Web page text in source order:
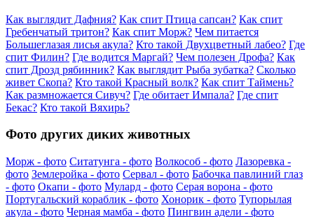
Как выглядит Дафния? Как спит Птица сапсан? Как спит
Гребенчатый тритон? Как спит Морж? Чем питается
Большеглазая лисья акула? Кто такой Двухцветный лабео? Где
спит Филин? Где водится Маргай? Чем полезен Дрофа? Как
спит Дрозд рябинник? Как выглядит Рыба зубатка? Сколько
живет Скопа? Кто такой Красный волк? Как спит Таймень?
Как размножается Сивуч? Где обитает Импала? Где спит
Бекас? Кто такой Вяхирь?
Фото других диких животных
Морж - фото Ситатунга - фото Волкособ - фото Лазоревка -
фото Землеройка - фото Сервал - фото Бабочка павлиний глаз
- фото Окапи - фото Мулард - фото Серая ворона - фото
Португальский кораблик - фото Хонорик - фото Тупорылая
акула - фото Черная мамба - фото Пингвин адели - фото